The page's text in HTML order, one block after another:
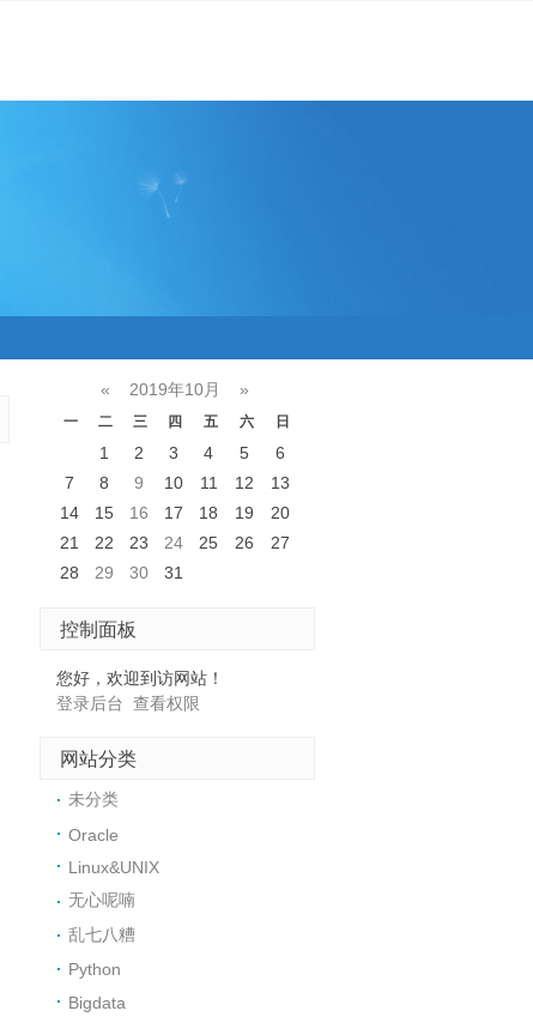
« 2019年10月 »
一 二 三 四 五 六 日
1 2 3 4 5
6
7
8 9 10 11 12
13
14
15 16 17 18 19
20
21
22 23 24 25 26
27
28
29 30 31
控制面板
您好，欢迎到访网站！
登录后台 查看权限
网站分类
未分类
Oracle
Linux&UNIX
无心呢喃
乱七八糟
Python
Bigdata